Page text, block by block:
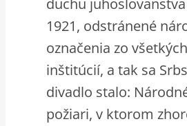
duchu
1921, odstránené
označenia zo
inštitúcií, a tak sa
divadlo stalo:
požiari, v ktorom